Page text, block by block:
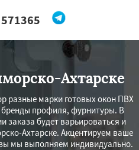
мне
Ахтарске
разные марки готовых окон ПВХ
бренды профиля, фурнитуры. В
заказа будет варьироваться и
Ахтарске. Акцентируем ваше
мы выполняем индивидуально.